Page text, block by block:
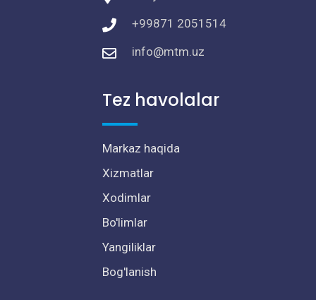
+99871 2051514
info@mtm.uz
Tez havolalar
Markaz haqida
Xizmatlar
Xodimlar
Bo'limlar
Yangiliklar
Bog'lanish